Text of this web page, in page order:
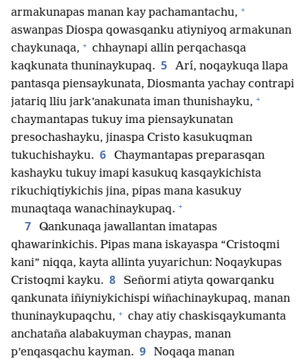
armakunapas manan kay pachamantachu, +
aswanpas Diospa qowasqanku atiyniyoq armakunan
chaykunaqa, + chhaynapi allin perqachasqa
kaqkunata thuninaykupaq. 5
Arí, noqaykuqa llapa
pantasqa piensaykunata, Diosmanta yachay contrapi
jatariq lliu jark’anakunata iman thunishayku, +
chaymantapas tukuy ima piensaykunatan
presochashayku, jinaspa Cristo kasukuqman
tukuchishayku. 6
Chaymantapas preparasqan
kashayku tukuy imapi kasukuq kasqaykichista
rikuchiqtiykichis jina, pipas mana kasukuy
munaqtaqa wanachinaykupaq. +
7
Qankunaqa jawallantan imatapas
qhawarinkichis. Pipas mana iskayaspa “Cristoqmi
kani” niqqa, kayta allinta yuyarichun: Noqaykupas
Cristoqmi kayku. 8
Señormi atiyta qowarqanku
qankunata iñiyniykichispi wiñachinaykupaq, manan
thuninaykupaqchu, + chay atiy chaskisqaykumanta
anchataña alabakuyman chaypas, manan
p’enqasqachu kayman. 9
Noqaqa manan